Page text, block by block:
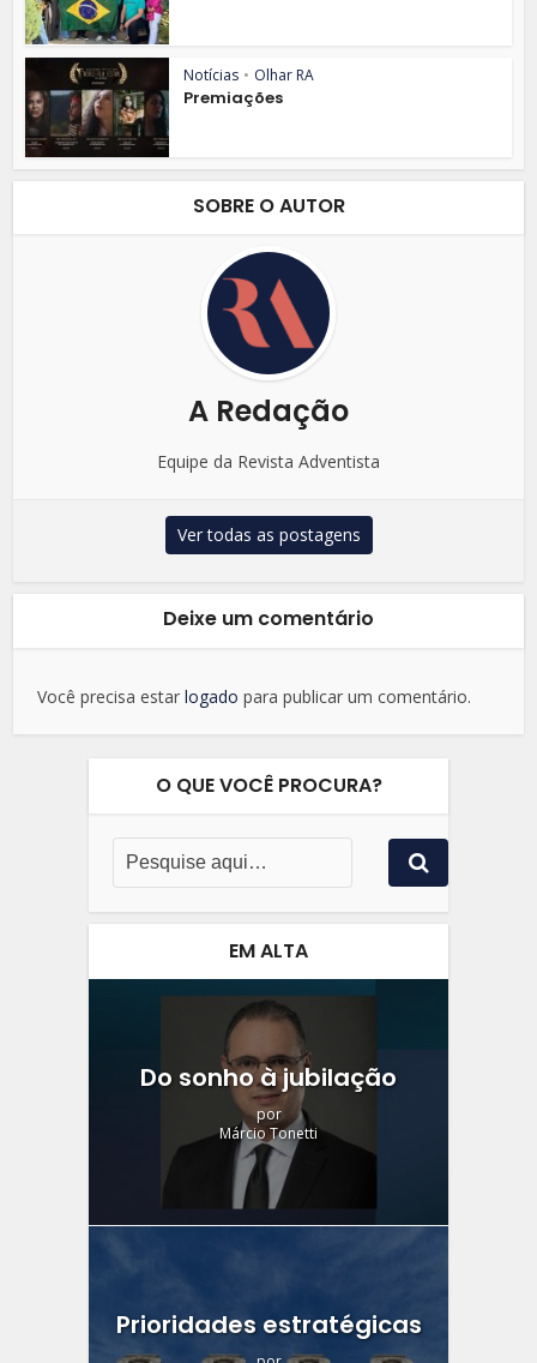
Notícias • Olhar RA
Premiações
SOBRE O AUTOR
A Redação
Equipe da Revista Adventista
Ver todas as postagens
Deixe um comentário
Você precisa estarlogado para publicar um comentário.
O QUE VOCÊ PROCURA?
EM ALTA
Do sonho à jubilação
por
Márcio Tonetti
Prioridades estratégicas